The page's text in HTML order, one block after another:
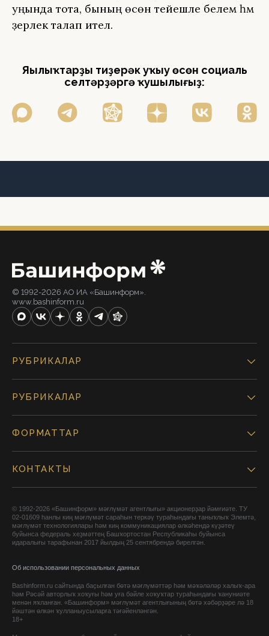
уңында тота, бының өсөн тейешле белем һәм
әҙерлек талап ителә.
Яңылыҡтарҙы тиҙерәк уҡыу өсөн социаль
селтәрҙәргә ҡушылығыҙ:
© 1992-2026 АО ИА «Башинформ».
www.bashinform.ru
РУБРИКАЛАР
РУБРИКАЛАР
ФОРМАТТАР
КОНТАКТЫ
© 1992-2026 «Башинформ» мәғлүмәт агентлығы» акционерҙар йәмғиәте. ТУ
02-01609 һанлы киң мәғлүмәт сараһын теркәү тураһындағы таныҡлыҡ Элемтә,
мәғлүмәт технологиялары һәм киң коммуникациялар өлкәһендә күҙәтеү
буйынса федераль хеҙмәттең Башҡортостан Республикаһы буйынса
идаралығы тарафынан 2017 йылдың 25 сентябрендә бирелгән.
Об использовании персональных данных
Bashinform.ru сайтында баҫылған бөтә мәғлүмәттәр һәм мәҡәләләр халыҡ-ара
һәм Рәсәй авторлыҡ хоҡуғы һәм уға бәйле хоҡуҡтар тураһындағы ҡануниәте
менән яҡланған. «Башинформ» мәғлүмәт агентлығының бөтә хәбәрҙәре лә 18
йәштән өлкән ҡулланыусыларға тәғәйенләнгән.
18+